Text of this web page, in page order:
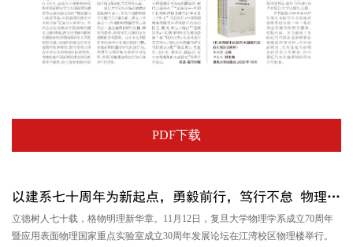
PDF下载
以建系七十周年为新起点，勇毅前行，笃行不怠 物理学系成立70周...
立德树人七十载，格物明理新华章。11月12日，复旦大学物理学系成立70周年
暨应用表面物理国家重点实验室成立30周年发展论坛在江湾校区物理楼举行。